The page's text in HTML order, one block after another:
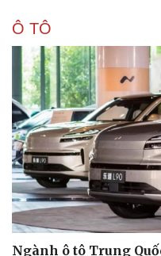
Ô TÔ
Ngành ô tô Trung